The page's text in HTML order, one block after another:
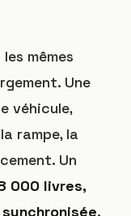
mêmes
Une
véhicule,
rampe, la
Un
000 livres,
.